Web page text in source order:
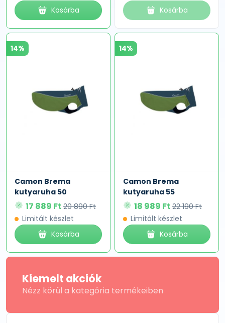
Kosárba
Kosárba
14%
Camon Brema
kutyaruha 50
17 889 Ft 20 890 Ft
Limitált készlet
Kosárba
14%
Camon Brema
kutyaruha 55
18 989 Ft 22 190 Ft
Limitált készlet
Kosárba
Kiemelt akciók
Nézz körül a kategória termékeiben